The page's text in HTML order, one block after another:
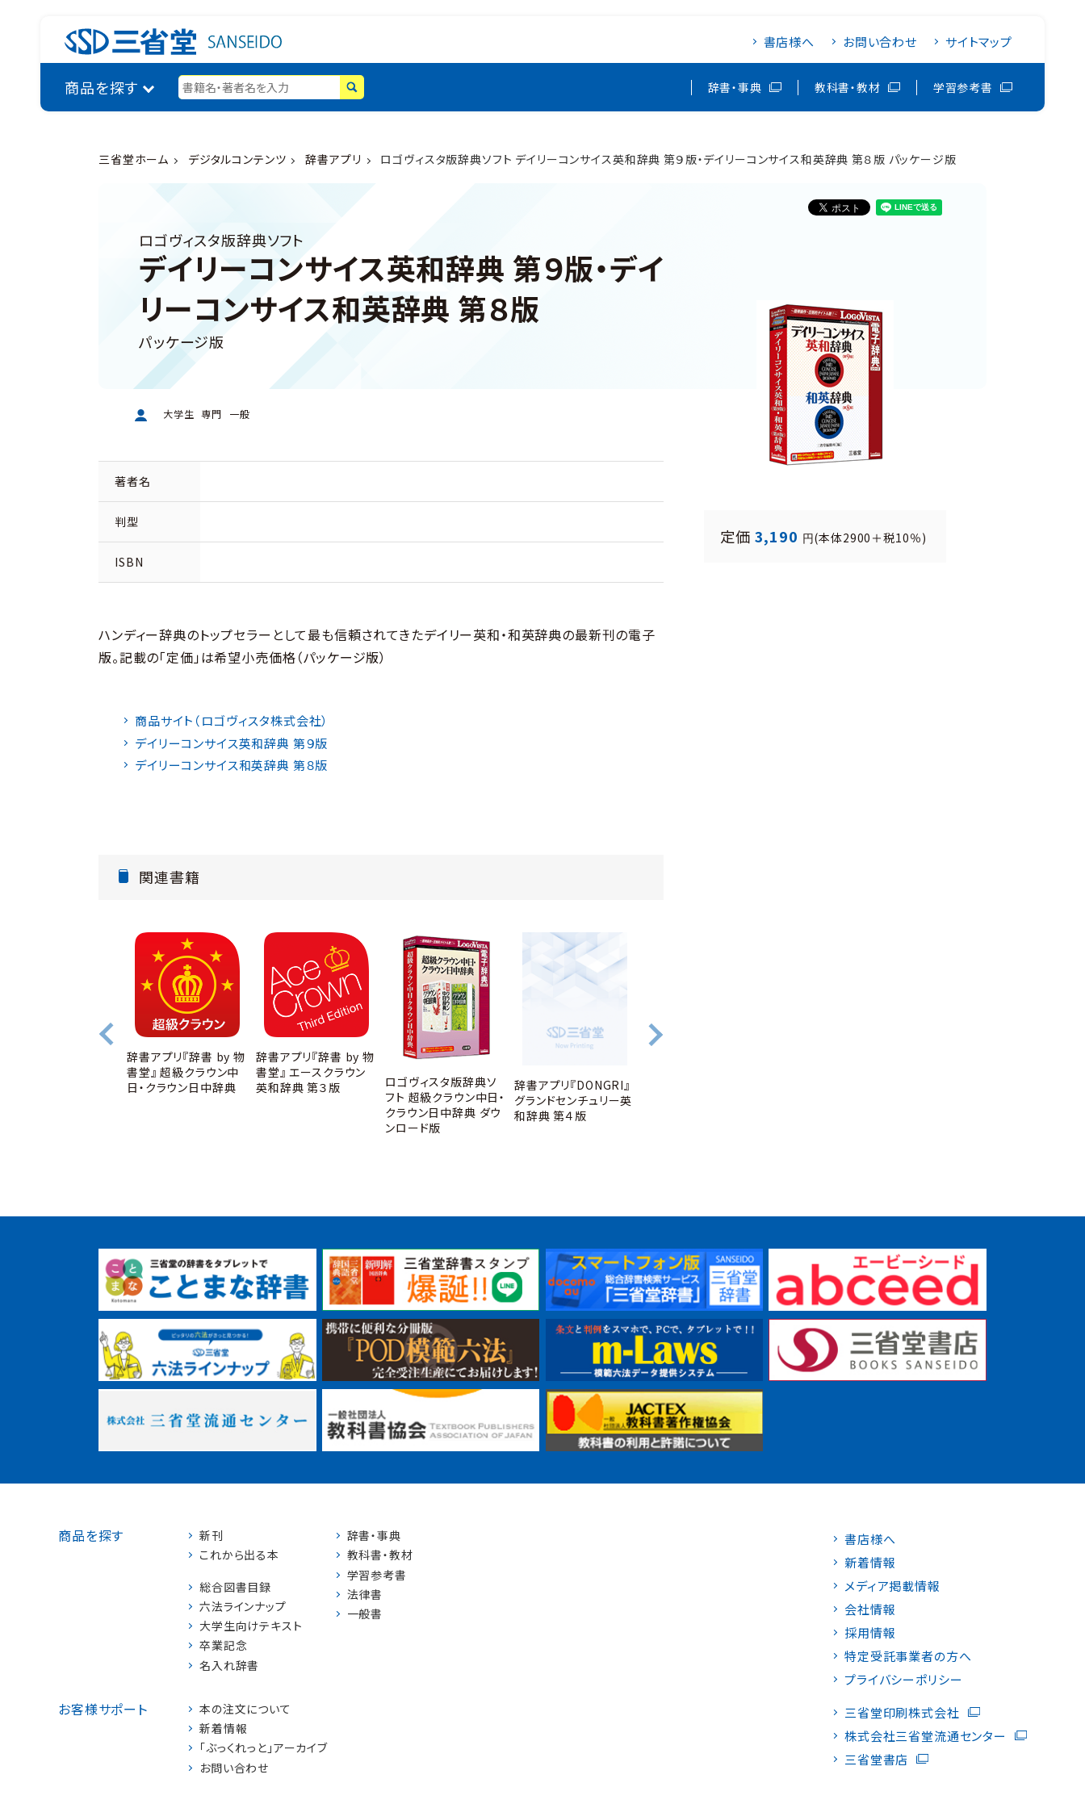
書店様へ お問い合わせ サイトマップ
商品を探す 辞書・事典 教科書・教材 学習参考書
三省堂ホーム デジタルコンテンツ 辞書アプリ ロゴヴィスタ版辞典ソフト デイリーコンサイス英和辞典 第９版・デイリーコンサイス和英辞典 第８版 パッケージ版
ロゴヴィスタ版辞典ソフト
デイリーコンサイス英和辞典 第９版・デイ
リーコンサイス和英辞典 第８版
パッケージ版
大学生 専門 一般
著者名
判型
ISBN
ハンディー辞典のトップセラーとして最も信頼されてきたデイリー英和・和英辞典の最新刊の電子
版。記載の「定価」は希望小売価格（パッケージ版）
商品サイト（ロゴヴィスタ株式会社）
デイリーコンサイス英和辞典 第９版
デイリーコンサイス和英辞典 第８版
関連書籍
辞書アプリ『辞書 by 物
書堂』 超級クラウン中
日・クラウン日中辞典
辞書アプリ『辞書 by 物
書堂』 エースクラウン
英和辞典 第３版
ロゴヴィスタ版辞典ソ
フト 超級クラウン中日・
クラウン日中辞典 ダウ
ンロード版
辞書アプリ『DONGRI』
グランドセンチュリー英
和辞典 第４版
定価 3,190 円(本体2900＋税10％)
商品を探す
新刊
これから出る本
総合図書目録
六法ラインナップ
大学生向けテキスト
卒業記念
名入れ辞書
辞書・事典
教科書・教材
学習参考書
法律書
一般書
お客様サポート
本の注文について
新着情報
「ぶっくれっと」アーカイブ
お問い合わせ
書店様へ
新着情報
メディア掲載情報
会社情報
採用情報
特定受託事業者の方へ
プライバシーポリシー
三省堂印刷株式会社
株式会社三省堂流通センター
三省堂書店